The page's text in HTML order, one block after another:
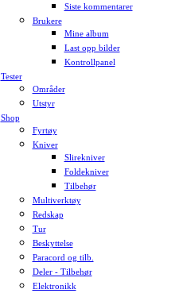
Siste kommentarer
Brukere
Mine album
Last opp bilder
Kontrollpanel
Tester
Områder
Utstyr
Shop
Fyrtøy
Kniver
Slirekniver
Foldekniver
Tilbehør
Multiverktøy
Redskap
Tur
Beskyttelse
Paracord og tilb.
Deler - Tilbehør
Elektronikk